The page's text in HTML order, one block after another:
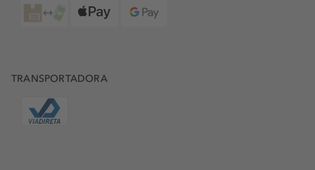
TRANSPORTADORA